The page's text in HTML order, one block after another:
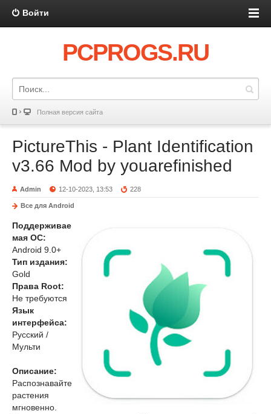
Войти
PCPROGS.RU
Полная версия сайта
PictureThis - Plant Identification
v3.66 Mod by youarefinished
Admin 12-10-2023, 13:53 228
Все для Android
Поддерживае
мая ОС:
Android 9.0+
Тип издания:
Gold
Права Root:
Не требуются
Язык
интерфейса:
Русский /
Мульти
Описание:
Распознавайте
растения
мгновенно.